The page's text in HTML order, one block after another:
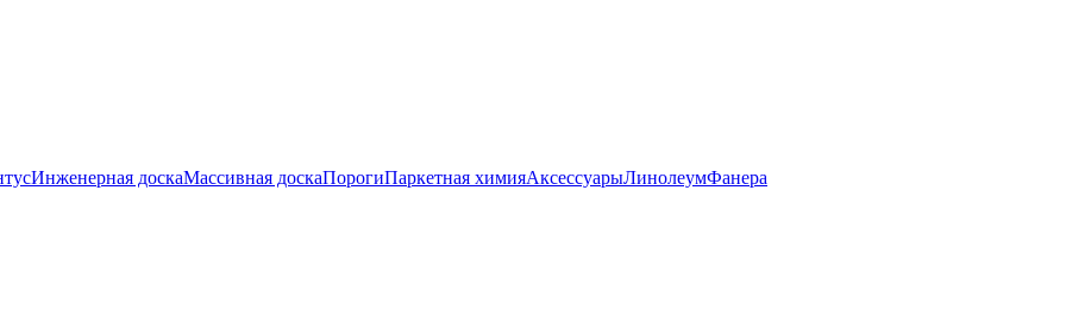
Инженерная доскаМассивная доскаПорогиПаркетная химияАксессуарыЛинолеумФанера